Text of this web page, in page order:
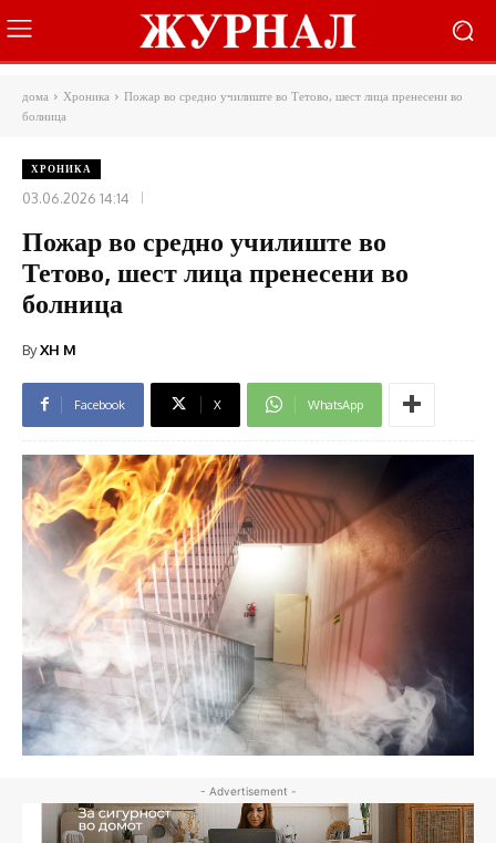
дома Хроника
Пожар во средно училиште во Тетово, шест лица пренесени во
болница
ХРОНИКА
03.06.2026 14:14
Пожар во средно училиште во
Тетово, шест лица пренесени во
болница
ByXH M
Facebook X WhatsApp
- Advertisement -